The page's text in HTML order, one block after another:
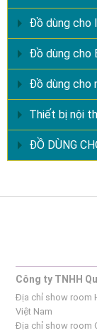
Đồ dùng cho
Đồ dùng cho
Đồ dùng cho
Thiết bị nội
ĐỒ DÙNG
Công ty TNHH
Địa chỉ show room
Việt Nam
Địa chỉ show room